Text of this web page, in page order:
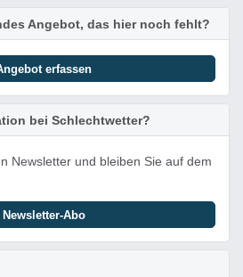
Angebot, das hier noch fehlt?
erfassen
bei Schlechtwetter?
Newsletter und bleiben Sie auf dem
Newsletter-Abo